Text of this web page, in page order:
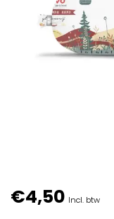
€4,50 Incl. btw